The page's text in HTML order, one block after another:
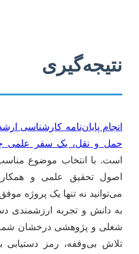
نتیجه‌گیری
انجام پایان‌نامه کارشناسی
حمل و نقل، یک سفر علمی
است. با انتخاب موضوع مناسب،
اصول تحقیق علمی و همکاری
می‌توانید نه تنها یک پروژه موفق
به دانش و تجربه ارزشمندی دست
شغلی و پژوهشی درخشان شما
تلاش بی‌وقفه، رمز دستیابی به